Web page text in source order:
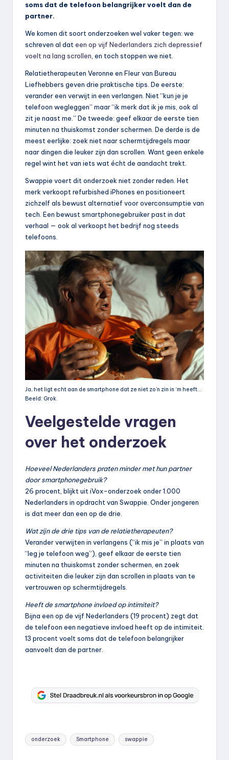
soms dat de telefoon belangrijker voelt dan de
partner.
We komen dit soort onderzoeken wel vaker tegen: we
schreven al dat een op vijf Nederlanders zich depressief
voelt na lang scrollen , en toch stoppen we niet.
Relatietherapeuten Veronne en Fleur van Bureau
Liefhebbers geven drie praktische tips. De eerste:
verander een verwijt in een verlangen. Niet “kun je je
telefoon wegleggen” maar “ik merk dat ik je mis, ook al
zit je naast me.” De tweede: geef elkaar de eerste tien
minuten na thuiskomst zonder schermen. De derde is de
meest eerlijke: zoek niet naar schermtijdregels maar
naar dingen die leuker zijn dan scrollen. Want geen enkele
regel wint het van iets wat écht de aandacht trekt.
Swappie voert dit onderzoek niet zonder reden. Het
merk verkoopt refurbished iPhones en positioneert
zichzelf als bewust alternatief voor overconsumptie van
tech. Een bewust smartphonegebruiker past in dat
verhaal — ook al verkoopt het bedrijf nog steeds
telefoons.
Ja, het ligt echt aan de smartphone dat ze niet zo’n zin in ‘m heeft…
Beeld: Grok.
Veelgestelde vragen
over het onderzoek
Hoeveel Nederlanders praten minder met hun partner
door smartphonegebruik?
26 procent, blijkt uit iVox-onderzoek onder 1.000
Nederlanders in opdracht van Swappie. Onder jongeren
is dat meer dan een op de drie.
Wat zijn de drie tips van de relatietherapeuten?
Verander verwijten in verlangens (“ik mis je” in plaats van
“leg je telefoon weg”), geef elkaar de eerste tien
minuten na thuiskomst zonder schermen, en zoek
activiteiten die leuker zijn dan scrollen in plaats van te
vertrouwen op schermtijdregels.
Heeft de smartphone invloed op intimiteit?
Bijna een op de vijf Nederlanders (19 procent) zegt dat
de telefoon een negatieve invloed heeft op de intimiteit.
13 procent voelt soms dat de telefoon belangrijker
aanvoelt dan de partner.
Tags:
onderzoek Smartphone swappie